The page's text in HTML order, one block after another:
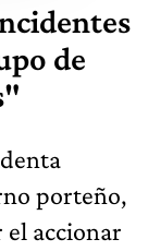
de
porteño,
accionar